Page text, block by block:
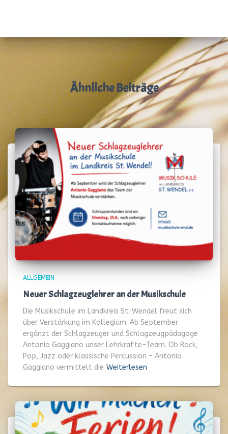
Ähnliche Beiträge
ALLGEMEIN
Neuer Schlagzeuglehrer an der Musikschule
Die Musikschule im Landkreis St. Wendel freut sich
über Verstärkung im Kollegium: Ab September
ergänzt der Schlagzeuger und Schlagzeugpädagoge
Antonio Gaggiano unser Lehrkräfte-Team. Ob Rock,
Pop, Jazz oder klassische Percussion – Antonio
Gaggiano vermittelt die Weiterlesen